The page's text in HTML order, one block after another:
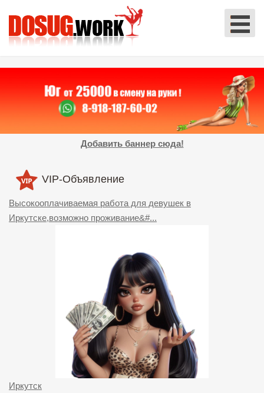
Добавить баннер сюда!
VIP-Объявление
Высокооплачиваемая работа для девушек в
Иркутске,возможно проживание&#...
Иркутск